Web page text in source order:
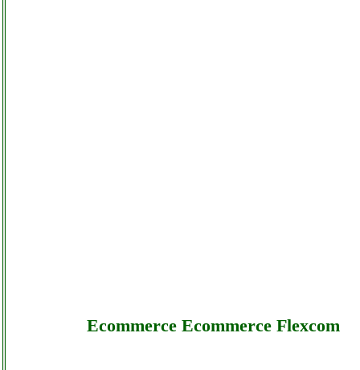
Ecommerce Ecommerce Flexcom